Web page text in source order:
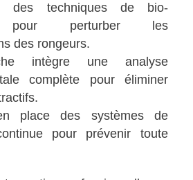
des techniques de bio-
pour perturber les
des rongeurs.
intègre une analyse
complète pour éliminer
place des systèmes de
pour prévenir toute